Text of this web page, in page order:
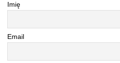
Imię
Email